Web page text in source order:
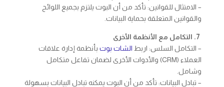
– الامتثال للقوانين: تأكد من أن البوت يلتزم بجميع اللوائح
والقوانين المتعلقة بحماية البيانات.
– التكامل السلس: اربط الشات بوتبأنظمة إدارة علاقات
العملاء (CRM) والأدوات الأخرى لضمان تفاعل متكامل
وشامل.
– تبادل البيانات: تأكد من أن البوت يمكنه تبادل البيانات بسهولة